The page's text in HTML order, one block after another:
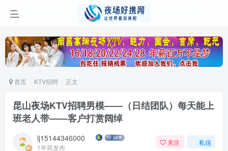
首页 KTV招聘 正文
昆山夜场KTV招聘男模——（日结团队）每天能上
班老人带——客户打赏阔绰
lj15144346000
1年前发布
关注 私信